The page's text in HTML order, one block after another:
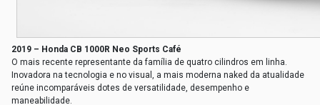
2019 – Honda CB 1000R Neo Sports Café
O mais recente representante da família de quatro cilindros em linha.
Inovadora na tecnologia e no visual, a mais moderna naked da atualidade
reúne incomparáveis dotes de versatilidade, desempenho e
maneabilidade.